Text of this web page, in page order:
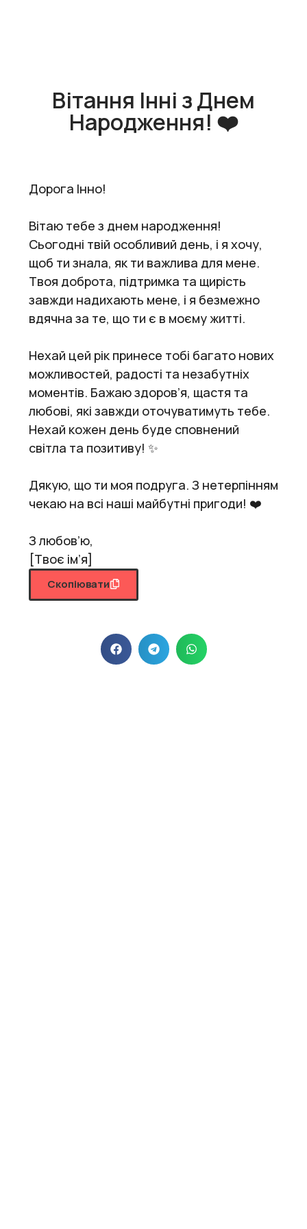
Вітання Інні з Днем
Народження! ❤️
Дорога Інно!
Вітаю тебе з днем народження!
Сьогодні твій особливий день, і я хочу,
щоб ти знала, як ти важлива для мене.
Твоя доброта, підтримка та щирість
завжди надихають мене, і я безмежно
вдячна за те, що ти є в моєму житті.
Нехай цей рік принесе тобі багато нових
можливостей, радості та незабутніх
моментів. Бажаю здоров’я, щастя та
любові, які завжди оточуватимуть тебе.
Нехай кожен день буде сповнений
світла та позитиву! ✨
Дякую, що ти моя подруга. З нетерпінням
чекаю на всі наші майбутні пригоди! ❤️
З любов’ю,
[Твоє ім’я]
Скопіювати